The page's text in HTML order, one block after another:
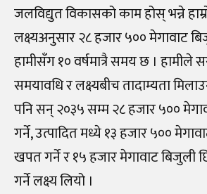
जलविद्युत विकासको काम होस् भन्ने
लक्ष्यअनुसार २८ हजार ५०० मेगावाट
हामीसँग १० वर्षमात्रै समय छ । हामीले
समयावधि र लक्ष्यबीच तादाम्यता
पनि सन् २०३५ सम्म २८ हजार ५००
गर्ने, उत्पादित मध्ये १३ हजार ५००
खपत गर्ने र १५ हजार मेगावाट बिजुली
गर्ने लक्ष्य लियो ।